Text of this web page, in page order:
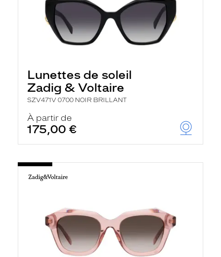
Lunettes de soleil
Zadig & Voltaire
SZV471V 0700 NOIR BRILLANT
À partir de
175,00 €